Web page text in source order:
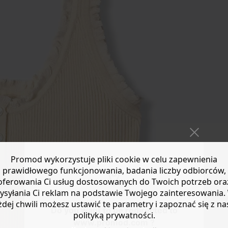
Do you want to be redirected to
www.promod.com ?
Promod wykorzystuje pliki cookie w celu zapewnienia
prawidłowego funkcjonowania, badania liczby odbiorców,
Ci usług dostosowanych do Twoich potrzeb
Ci reklam na podstawie Twojego zainteresowania.
chwili możesz ustawić te parametry i zapoznać się z
polityką prywatności.